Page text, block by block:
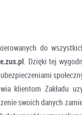
do
. Dzięki tej
klientom Zakładu
swoich danych